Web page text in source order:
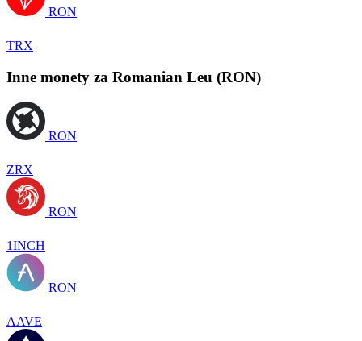
RON
TRX
Inne monety za Romanian Leu (RON)
RON
ZRX
RON
1INCH
RON
AAVE